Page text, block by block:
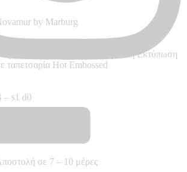
by Marburg
Vlies – Non Woven, Ψηφιακή Εκτύπωση
ταπετσαρία Hot Embossed
– s1 d0
σε 7 – 10 μέρες